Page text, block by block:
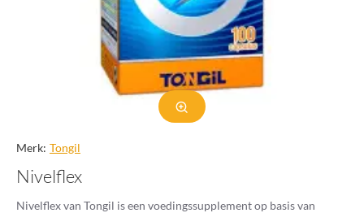
Merk: Tongil
Nivelflex
Nivelflex van Tongil is een voedingssupplement op basis van